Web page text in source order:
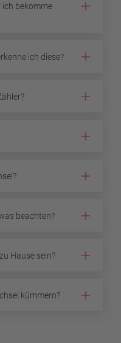
ich bekomme
ich diese?
beachten?
Hause sein?
kümmern?